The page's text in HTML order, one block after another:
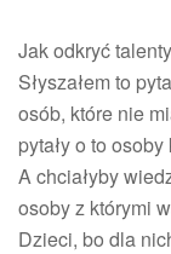
Jak odkryć
Słyszałem to
osób, które nie
pytały o to
A chciałyby
osoby z którymi
Dzieci, bo dla